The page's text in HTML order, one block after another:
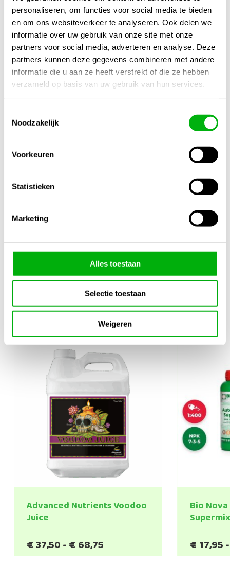
personaliseren, om functies voor social media te bieden
en om ons websiteverkeer te analyseren. Ook delen we
informatie over uw gebruik van onze site met onze
partners voor social media, adverteren en analyse. Deze
partners kunnen deze gegevens combineren met andere
informatie die u aan ze heeft verstrekt of die ze hebben
verzameld op basis van uw gebruik van hun services.
Noodzakelijk
Voorkeuren
Statistieken
Marketing
Alles toestaan
Selectie toestaan
Weigeren
oogst.
Kortom, Hesi Orchivit is een waardevolle aanvulling op ieder
voedingsschema en helpt je om het maximale uit iedere
kweek te halen.
Extra productinformatie
N/B
N/B
Hesi
1 Liter,5 Liter
1-2ml / 1 Liter
Gerelateerde producten 1/4
Advanced Nutrients Voodoo
Juice
€37,50-€ 68,75Prijsklasse:
€37,50
Bio
€ 17,95-